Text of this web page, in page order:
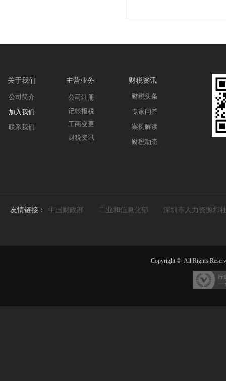
关于我们 主营业务 财税资讯
友情链接：
公司注册
记帐报税
工商变更
财税资讯
财税头条
专家问答
案例解读
财税动态
公司简介
加入我们
联系我们
中国财政部 工业和信息化部 深圳市人力资源和
Copyright © All Rights